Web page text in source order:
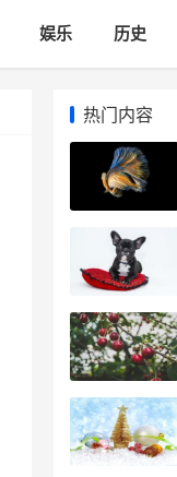
娱乐 历史
热门内容